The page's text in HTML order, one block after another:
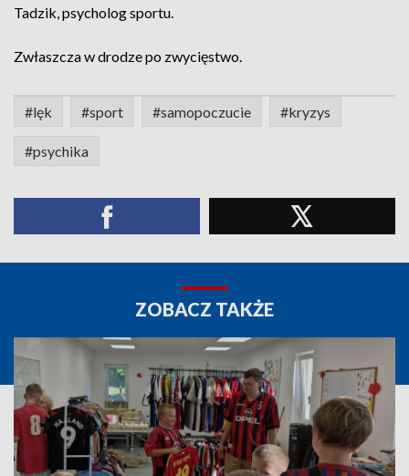
Tadzik, psycholog sportu.
Zwłaszcza w drodze po zwycięstwo.
#lęk #sport #samopoczucie #kryzys
#psychika
ZOBACZ TAKŻE